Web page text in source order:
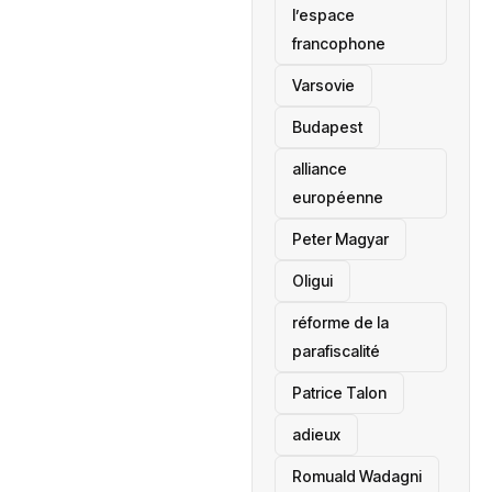
l’espace
francophone
‎Varsovie
Budapest
alliance
européenne
Peter Magyar
Oligui
réforme de la
parafiscalité
Patrice Talon
adieux
Romuald Wadagni